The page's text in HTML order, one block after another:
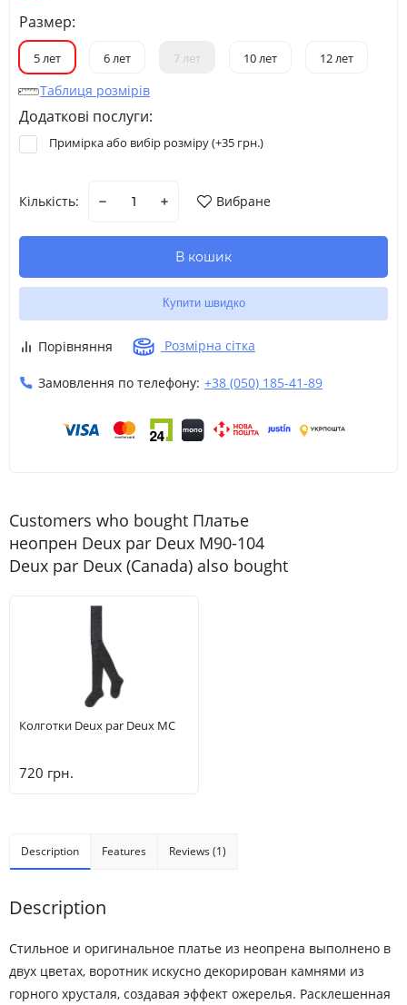
Размер:
5 лет 6 лет 7 лет 10 лет 12 лет
Таблиця розмірів
Додаткові послуги:
Примірка або вибір розміру (+35 грн.)
Кількість: Вибране
В кошик
Купити швидко
Порівняння Розмірна сітка
Замовлення по телефону: +38 (050) 185-41-89
Customers who bought Платье
неопрен Deux par Deux M90-104
Deux par Deux (Canada) also bought
Колготки Deux par Deux MC
720 грн.
Description Features Reviews (1)
Description
Стильное и оригинальное платье из неопрена выполнено в
двух цветах, воротник искусно декорирован камнями из
горного хрусталя, создавая эффект ожерелья. Расклешенная